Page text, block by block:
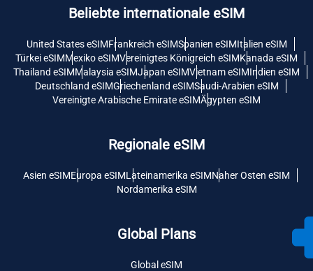
Beliebte internationale eSIM
United States eSIMFrankreich eSIMSpanien eSIMItalien eSIM
Türkei eSIMMexiko eSIMVereinigtes Königreich eSIMKanada eSIM
Thailand eSIMMalaysia eSIMJapan eSIMVietnam eSIMIndien eSIM
Deutschland eSIMGriechenland eSIMSaudi-Arabien eSIM
Vereinigte Arabische Emirate eSIMÄgypten eSIM
Regionale eSIM
Asien eSIMEuropa eSIMLateinamerika eSIMNaher Osten eSIM
Nordamerika eSIM
Global Plans
Global eSIM